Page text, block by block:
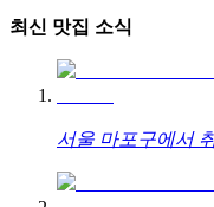
최신 맛집 소식
서울 마포구에서